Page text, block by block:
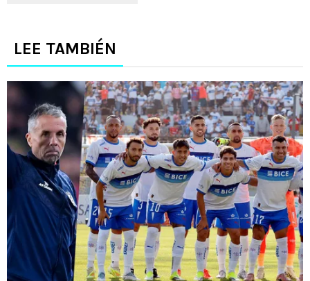
LEE TAMBIÉN